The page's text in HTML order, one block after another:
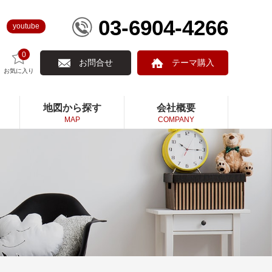
youtube 03-6904-4266
0
お気に入り
お問合せ テーマ購入
地図から探す
MAP
会社概要
COMPANY